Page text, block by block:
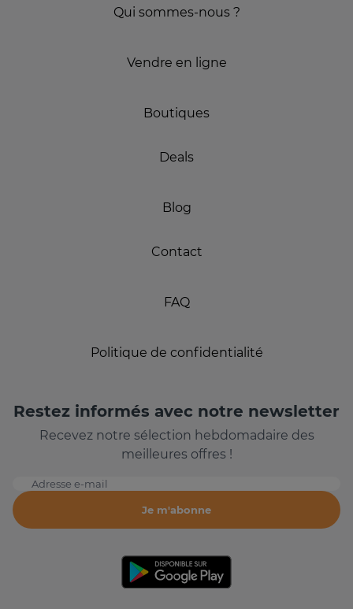
Qui sommes-nous ?
Vendre en ligne
Boutiques
Deals
Blog
Contact
FAQ
Politique de confidentialité
Restez informés avec notre newsletter
Recevez notre sélection hebdomadaire des
meilleures offres !
Adresse e-mail
Je m'abonne